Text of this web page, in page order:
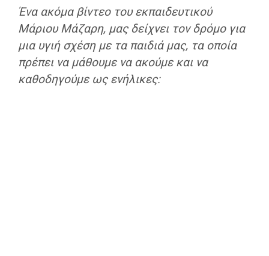
Ένα ακόμα βίντεο του εκπαιδευτικού
Μάριου Μάζαρη, μας δείχνει τον δρόμο για
μια υγιή σχέση με τα παιδιά μας, τα οποία
πρέπει να μάθουμε να ακούμε και να
καθοδηγούμε ως ενήλικες: